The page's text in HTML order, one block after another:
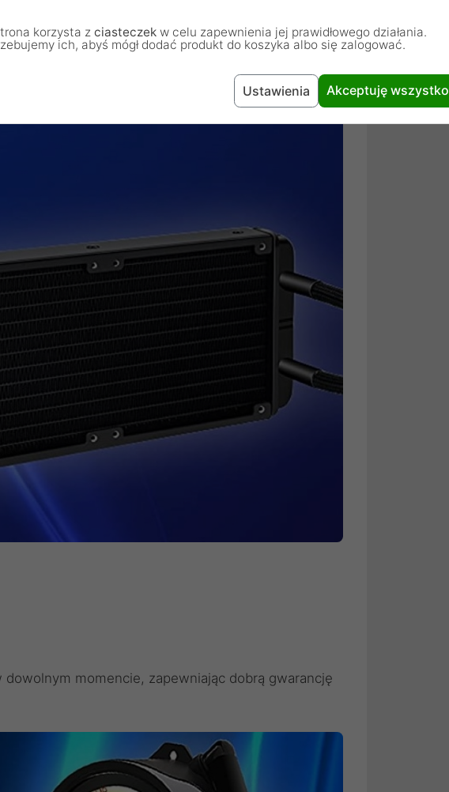
momencie, zapewniając dobrą gwarancję
korzysta z ciasteczek w celu zapewnienia jej prawidłowego działania.
ich, abyś mógł dodać produkt do koszyka albo się zalogować.
Ustawienia Akceptuję wszystko